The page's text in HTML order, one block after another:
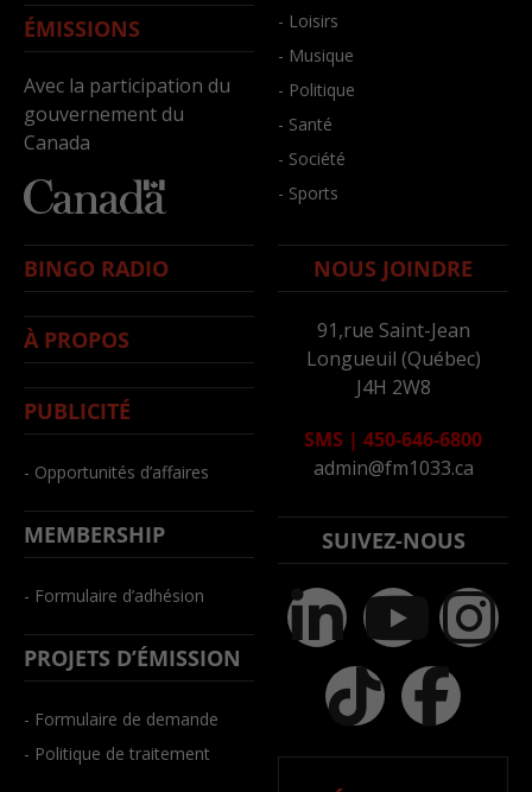
ÉMISSIONS
Avec la participation du
gouvernement du
Canada
- Loisirs
- Musique
- Politique
- Santé
- Société
- Sports
BINGO RADIO
À PROPOS
PUBLICITÉ
- Opportunités d’affaires
MEMBERSHIP
- Formulaire d’adhésion
PROJETS D’ÉMISSION
- Formulaire de demande
- Politique de traitement
NOUS JOINDRE
91,rue Saint-Jean
Longueuil (Québec)
J4H 2W8
SMS | 450-646-6800
admin@fm1033.ca
SUIVEZ-NOUS